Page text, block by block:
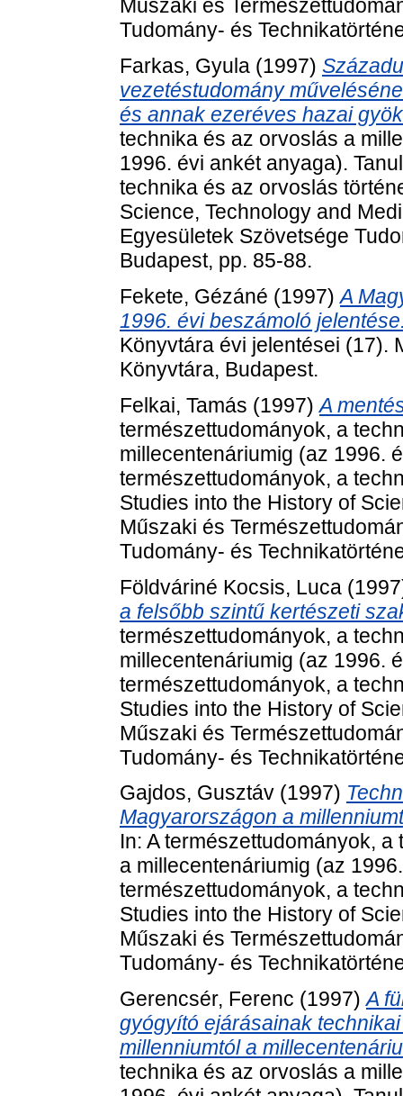
Műszaki és
Tudomány- és
Farkas, Gyula (1997)
vezetéstudomány
és annak ezeréves hazai
technika és az orvoslás a
1996. évi ankét anyaga).
technika és az orvoslás
Science, Technology and
Egyesületek Szövetsége
Budapest, pp. 85-88.
Fekete, Gézáné (1997)A
1996. évi beszámoló
Könyvtára évi jelentései (17).
Könyvtára, Budapest.
Felkai, Tamás (1997)A
természettudományok, a
millecentenáriumig (az 1996.
természettudományok, a
Studies into the History of
Műszaki és
Tudomány- és
Földváriné Kocsis, Luca
a felsőbb szintű kertészeti
természettudományok, a
millecentenáriumig (az 1996.
természettudományok, a
Studies into the History of
Műszaki és
Tudomány- és
Gajdos, Gusztáv (1997)
Magyarországon a
In: A természettudományok,
a millecentenáriumig (az
természettudományok, a
Studies into the History of
Műszaki és
Tudomány- és
Gerencsér, Ferenc (1997)A
gyógyító ejárásainak
millenniumtól a
technika és az orvoslás a